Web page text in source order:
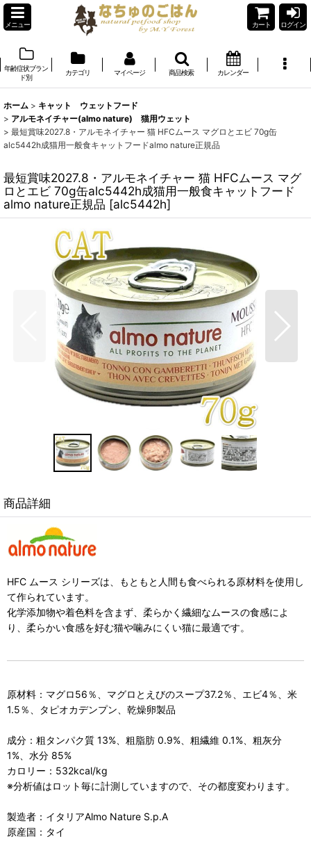
メニュー カート ログイン
年齢症状ブラン
ド別
カテゴリ マイページ 商品検索 カレンダー
ホーム > キャット ウェットフード
> アルモネイチャー(almo nature) 猫用ウェット
> 最短賞味2027.8・アルモネイチャー 猫 HFCムース マグロとエビ 70g缶
alc5442h成猫用一般食キャットフードalmo nature正規品
最短賞味2027.8・アルモネイチャー 猫 HFCムース マグ
ロとエビ 70g缶alc5442h成猫用一般食キャットフード
almo nature正規品 [alc5442h]
商品詳細
HFC ムース シリーズは、もともと人間も食べられる原材料を使用し
て作られています。
化学添加物や着色料を含まず、柔らかく繊細なムースの食感によ
り、柔らかい食感を好む猫や噛みにくい猫に最適です。
原材料：マグロ56％、マグロとえびのスープ37.2％、エビ4％、米
1.5％、タピオカデンプン、乾燥卵製品
成分：粗タンパク質 13%、粗脂肪 0.9%、粗繊維 0.1%、粗灰分
1%、水分 85%
カロリー：532kcal/kg
※分析値はロット毎に計測していますので、その都度変わります。
製造者：イタリアAlmo Nature S.p.A
原産国：タイ